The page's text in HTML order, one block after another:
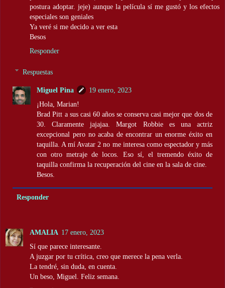
postura adoptar. jeje) aunque la película sí me gustó y los efectos
especiales son geniales
Ya veré si me decido a ver esta
Besos
Responder
Respuestas
Miguel Pina
19 enero, 2023
¡Hola, Marian!
Brad Pitt a sus casi 60 años se conserva casi mejor que dos de
30. Claramente jajajaa. Margot Robbie es una actriz
excepcional pero no acaba de encontrar un enorme éxito en
taquilla. A mí Avatar 2 no me interesa como espectador y más
con otro metraje de locos. Eso sí, el tremendo éxito de
taquilla confirma la recuperación del cine en la sala de cine.
Besos.
Responder
AMALIA 17 enero, 2023
Sí que parece interesante.
A juzgar por tu crítica, creo que merece la pena verla.
La tendré, sin duda, en cuenta.
Un beso, Miguel. Feliz semana.